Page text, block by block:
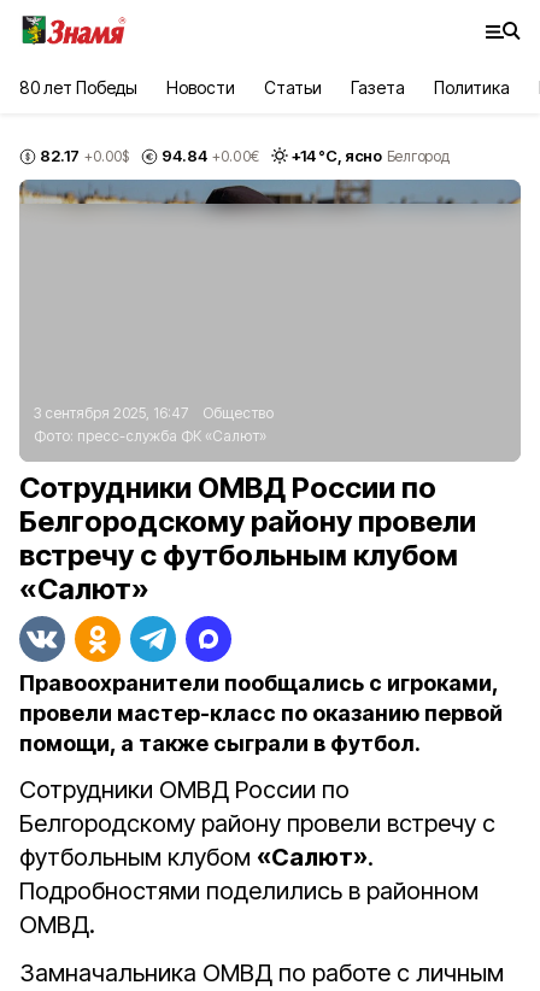
80 лет Победы Новости Статьи Газета Политика
82.17 +0.00$ 94.84 +0.00€ +14°С, ясно Белгород
3 сентября 2025, 16:47
Общество
Фото: пресс-служба ФК «Салют»
Сотрудники ОМВД России по
Белгородскому району провели
встречу с футбольным клубом
«Салют»
Правоохранители пообщались с игроками,
провели мастер-класс по оказанию первой
помощи, а также сыграли в футбол.
Сотрудники ОМВД России по
Белгородскому району провели встречу с
футбольным клубом «Салют».
Подробностями поделились в районном
ОМВД.
Замначальника ОМВД по работе с личным